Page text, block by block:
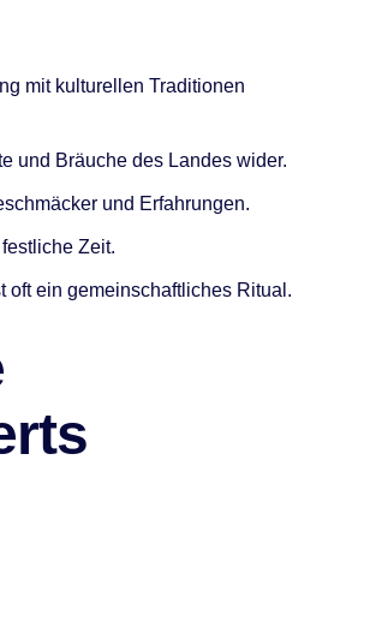
mit kulturellen Traditionen
und Bräuche des Landes wider.
und Erfahrungen.
Zeit.
oft ein gemeinschaftliches Ritual.